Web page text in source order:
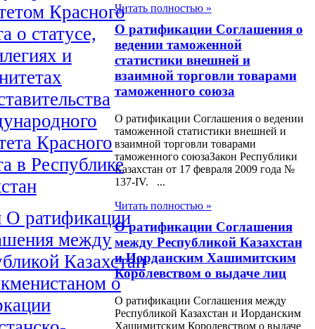
Красного
о статусе,
и
Красного
в Республике
О ратификации
между
Казахстан
о
Читать полностью »
О ратификации Соглашения о
ведении таможенной
статистики внешней и
взаимной торговли товарами
таможенного союза
О ратификации Соглашения о ведении
таможенной статистики внешней и
взаимной торговли товарами
таможенного союзаЗакон Республики
Казахстан от 17 февраля 2009 года №
137-IV. ...
Читать полностью »
О ратификации Соглашения
между Республикой Казахстан
и Иорданским Хашимитским
Королевством о выдаче лиц
О ратификации Соглашения между
Республикой Казахстан и Иорданским
Хашимитским Королевством о выдаче